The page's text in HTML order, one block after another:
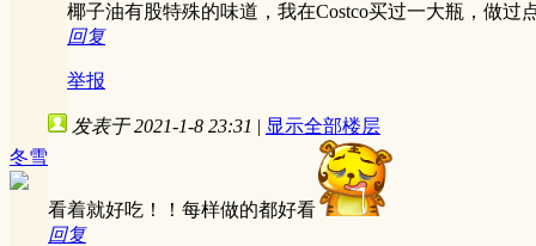
椰子油有股特殊的味道，我在Costco买过一大瓶，做
回复
举报
冬雪
发表于 2021-1-8 23:31 | 显示全部楼层
看着就好吃！！每样做的都好看
回复